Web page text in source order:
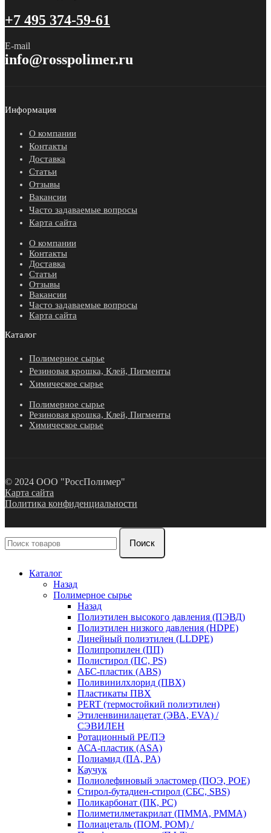
+7 495 374-59-61
E-mail
info@rosspolimer.ru
Информация
О компании
Контакты
Доставка
Статьи
Отзывы
Вакансии
Часто задаваемые вопросы
Карта сайта
О компании
Контакты
Доставка
Статьи
Отзывы
Вакансии
Часто задаваемые вопросы
Карта сайта
Каталог
Полимерное сырье
Резиновая крошка, Клей, Пигменты
Химическое сырье
Полимерное сырье
Резиновая крошка, Клей, Пигменты
Химическое сырье
© 2024 ООО "РоссПолимер"
Карта сайта
Политика конфиденциальности
Поиск
Каталог
Назад
Полимерное сырье
Назад
Полиэтилен высокого давления (ПЭВД)
Полиэтилен низкого давления (HDPE)
Линейный полиэтилен (LLDPE)
Полипропилен (ПП)
Полистирол (ПС, PS)
АБС-пластик (ABS)
Поливинилхлорид (ПВХ)
Пластикаты ПВХ
PERT (термостойкий полиэтилен)
Этиленвинилацетат (ЭВА, EVA) /
СЭВИЛЕН
Ротационный PE/ПЭ
АСА-пластик (ASA)
Полиамид (ПА, PA)
Каучук
Полиолефиновый эластомер (ПОЭ, POE)
Стирол-бутадиен-стирол (СБС, SBS)
Поликарбонат (ПК, PC)
Полиметилметакрилат (ПММА, PMMA)
Полиацеталь (ПОМ, POM) /